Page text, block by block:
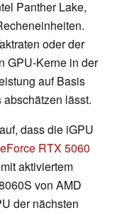
Panther Lake,
oder der
GPU-Kerne in der
auf Basis
lässt.
dass die iGPU
RTX 5060
aktiviertem
von AMD
der nächsten